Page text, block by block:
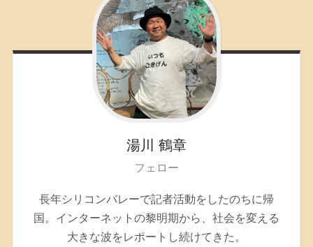
湯川 鶴章
フェロー
長年シリコンバレーで記者活動をしたのちに帰
国。インターネットの黎明期から、社会を変える
大きな波をレポートし続けてきた。